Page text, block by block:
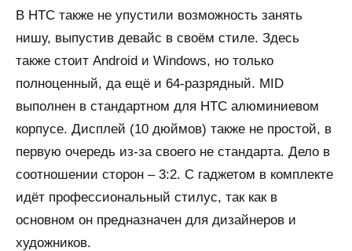
В HTC также не упустили возможность занять
нишу, выпустив девайс в своём стиле. Здесь
также стоит Android и Windows, но только
полноценный, да ещё и 64-разрядный. MID
выполнен в стандартном для HTC алюминиевом
корпусе. Дисплей (10 дюймов) также не простой, в
первую очередь из-за своего не стандарта. Дело в
соотношении сторон – 3:2. С гаджетом в комплекте
идёт профессиональный стилус, так как в
основном он предназначен для дизайнеров и
художников.